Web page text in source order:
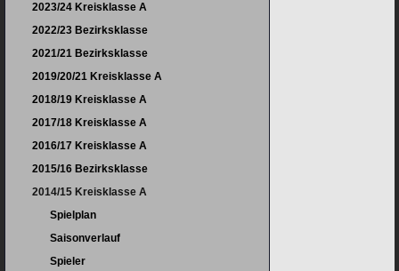
2023/24 Kreisklasse A
2022/23 Bezirksklasse
2021/21 Bezirksklasse
2019/20/21 Kreisklasse A
2018/19 Kreisklasse A
2017/18 Kreisklasse A
2016/17 Kreisklasse A
2015/16 Bezirksklasse
2014/15 Kreisklasse A
Spielplan
Saisonverlauf
Spieler